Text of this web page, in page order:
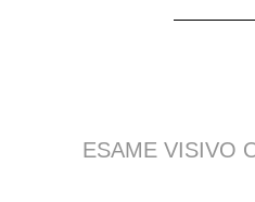
ESAME VISIVO